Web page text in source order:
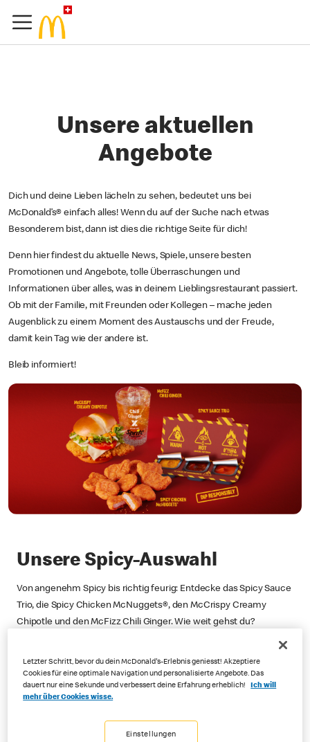
Unsere aktuellen
Angebote
Dich und deine Lieben lächeln zu sehen, bedeutet uns bei
McDonald’s® einfach alles! Wenn du auf der Suche nach etwas
Besonderem bist, dann ist dies die richtige Seite für dich!
Denn hier findest du aktuelle News, Spiele, unsere besten
Promotionen und Angebote, tolle Überraschungen und
Informationen über alles, was in deinem Lieblingsrestaurant passiert.
Ob mit der Familie, mit Freunden oder Kollegen – mache jeden
Augenblick zu einem Moment des Austauschs und der Freude,
damit kein Tag wie der andere ist.
Bleib informiert!
Unsere Spicy-Auswahl
Von angenehm Spicy bis richtig feurig: Entdecke das Spicy Sauce
Trio, die Spicy Chicken McNuggets®, den McCrispy Creamy
Chipotle und den McFizz Chili Ginger. Wie weit gehst du?
Challenge starten
Letzter Schritt, bevor du dein McDonald's-Erlebnis geniesst! Akzeptiere
Cookies für eine optimale Navigation und personalisierte Angebote. Das
dauert nur eine Sekunde und verbessert deine Erfahrung erheblich!
Ich will
mehr über Cookies wisse.
Einstellungen